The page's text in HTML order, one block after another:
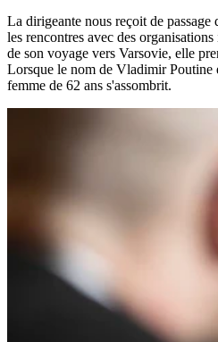
La dirigeante nous reçoit de
les rencontres avec des
de son voyage vers Varsovie, elle
Lorsque le nom de Vladimir Poutine
femme de 62 ans s'assombrit.